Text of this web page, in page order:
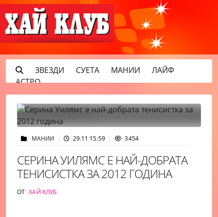
ЗВЕЗДИ СУЕТА МАНИИ
ЛАЙФ
АСТРО
МАНИИ 29.11 15:59 3454
СЕРИНА УИЛЯМС Е НАЙ-ДОБРАТА
ТЕНИСИСТКА ЗА 2012 ГОДИНА
ОТ ХАЙ КЛУБ